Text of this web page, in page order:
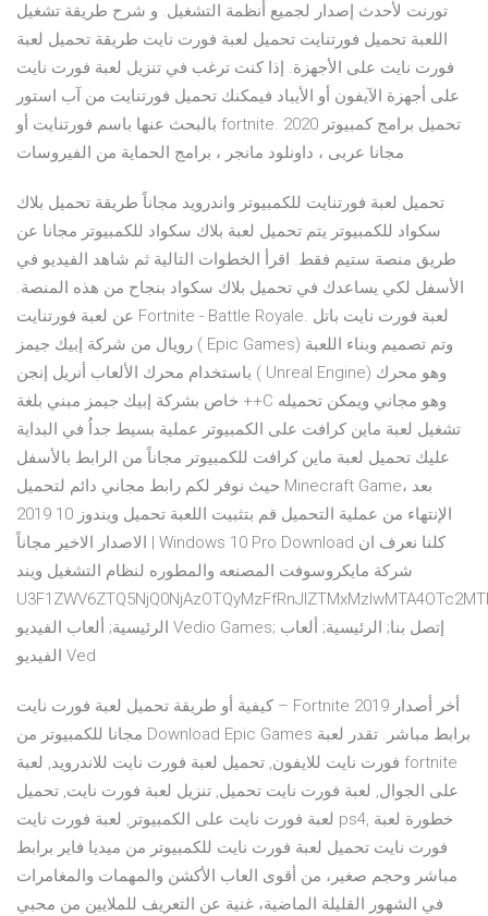
تورنت لأحدث إصدار لجميع أنظمة التشغيل. و شرح طريقة تشغيل
اللعبة تحميل فورتنايت تحميل لعبة فورت نايت طريقة تحميل لعبة
فورت نايت على الأجهزة. إذا كنت ترغب في تنزيل لعبة فورت نايت
على أجهزة الآيفون أو الأيباد فيمكنك تحميل فورتنايت من آب استور
بالبحث عنها باسم فورتنايت أو fortnite. تحميل برامج كمبيوتر 2020
مجانا عربى ، داونلود مانجر ، برامج الحماية من الفيروسات
تحميل لعبة فورتنايت للكمبيوتر واندرويد مجاناً طريقة تحميل بلاك
سكواد للكمبيوتر يتم تحميل لعبة بلاك سكواد للكمبيوتر مجانا عن
طريق منصة ستيم فقط. اقرأ الخطوات التالية ثم شاهد الفيديو في
الأسفل لكي يساعدك في تحميل بلاك سكواد بنجاح من هذه المنصة.
عن لعبة فورتنايت Fortnite - Battle Royale. لعبة فورت نايت باتل
رويال من شركة إبيك جيمز ( Epic Games) وتم تصميم وبناء اللعبة
باستخدام محرك الألعاب أنريل إنجن ( Unreal Engine) وهو محرك
خاص بشركة إبيك جيمز مبني بلغة ++C وهو مجاني ويمكن تحميله
تشغيل لعبة ماين كرافت على الكمبيوتر عملية بسيط جداُ في البداية
عليك تحميل لعبة ماين كرافت للكمبيوتر مجاناً من الرابط بالأسفل
حيث نوفر لكم رابط مجاني دائم لتحميل Minecraft Game، بعد
الإنتهاء من عملية التحميل قم بتثبيت اللعبة تحميل ويندوز 10 2019
الاصدار الاخير مجاناً | Windows 10 Pro Download كلنا نعرف ان
شركة مايكروسوفت المصنعه والمطوره لنظام التشغيل ويند
الرئيسية; ألعاب الفيديو Vedio Games; إتصل بنا; الرئيسية; ألعاب
الفيديو Ved
كيفية أو طريقة تحميل لعبة فورت نايت – Fortnite 2019 أخر أصدار
مجانا للكمبيوتر من Download Epic Games برابط مباشر. تقدر لعبة
فورت نايت للايفون, تحميل لعبة فورت نايت للاندرويد, لعبة fortnite
على الجوال, لعبة فورت نايت تحميل, تنزيل لعبة فورت نايت, تحميل
لعبة فورت نايت على الكمبيوتر, لعبة فورت نايت ps4, خطورة لعبة
فورت نايت تحميل لعبة فورت نايت للكمبيوتر من ميديا فاير برابط
مباشر وحجم صغير، من أقوى العاب الأكشن والمهمات والمغامرات
في الشهور القليلة الماضية، غنية عن التعريف للملايين من محبي